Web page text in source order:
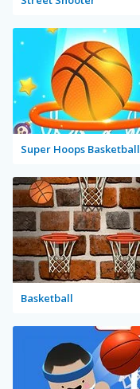
Super Hoops Basketball
Basketball